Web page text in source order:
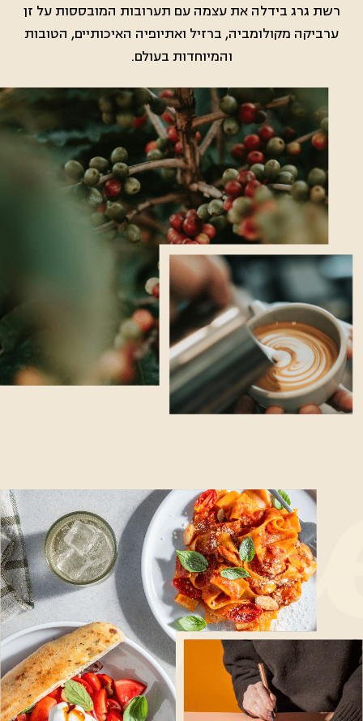
רשת גרג בידלה את עצמה עם תערובות המובססות על זן
ערביקה מקולומביה, ברזיל ואתיופיה האיכותיים, הטובות
והמיוחדות בעולם.